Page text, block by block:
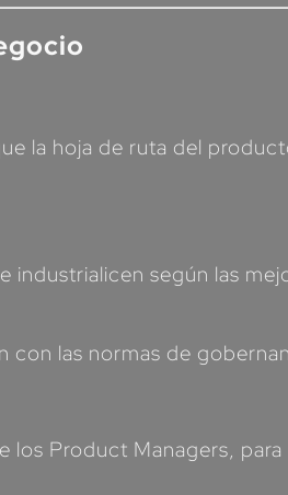
la hoja de ruta del
según las
las normas de
Product Managers,